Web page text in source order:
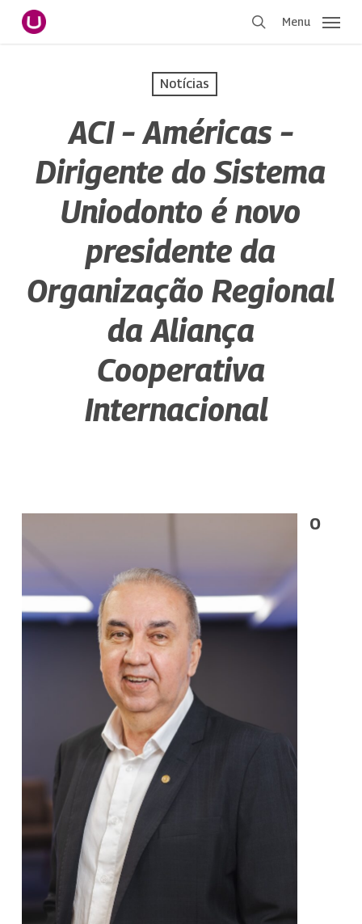
Pular
para
Menu
Notícias
ACI – Américas –
Dirigente do Sistema
Uniodonto é novo
presidente da
Organização Regional
da Aliança
Cooperativa
Internacional
O